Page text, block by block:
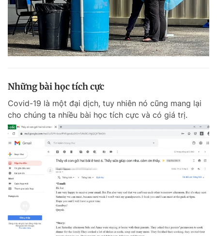
Những bài học tích cực
Covid-19 là một đại dịch, tuy nhiên nó cũng mang lại
cho chúng ta nhiều bài học tích cực và có giá trị.